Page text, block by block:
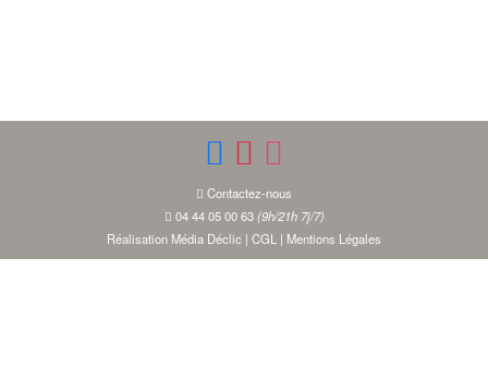
Contactez-nous
04 44 05 00 63(9h/21h 7j/7)
Réalisation Média Déclic | CGL | Mentions Légales